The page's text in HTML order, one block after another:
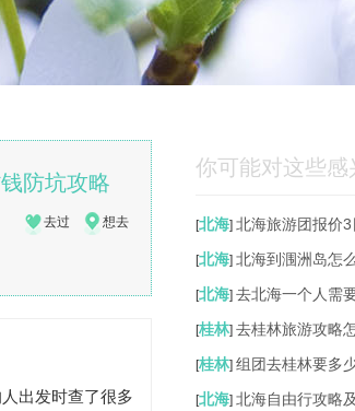
防坑攻略
想去
去过
出发时查了很多
你可能对这些感
[北海] 北海旅游团报价
[北海] 北海到涠洲岛怎
[北海] 去北海一个人需
[桂林] 去桂林旅游攻略
[桂林] 组团去桂林要多
[北海] 北海自由行攻略